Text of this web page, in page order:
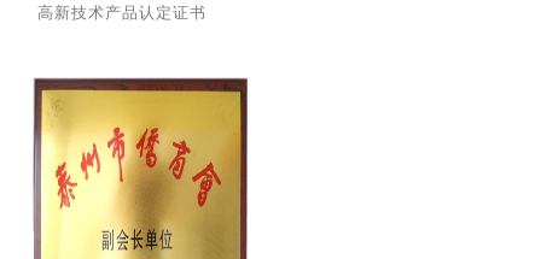
高新技术产品认定证书